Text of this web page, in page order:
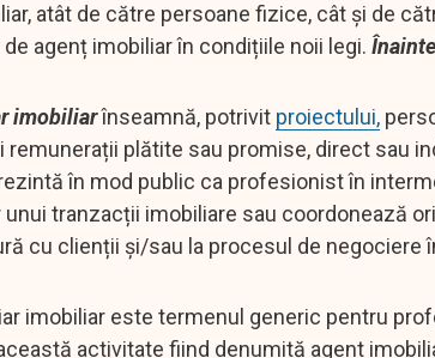
atât de către persoane fizice, cât și de
agenț imobiliar în condițiile noii legi.
imobiliarînseamnă, potrivit proiectului,
remunerații plătite sau promise, direct sau
în mod public ca profesionist în
unui tranzacții imobiliare sau coordonează
cu clienții și/sau la procesul de
imobiliar este termenul generic pentru
activitate fiind denumită agent